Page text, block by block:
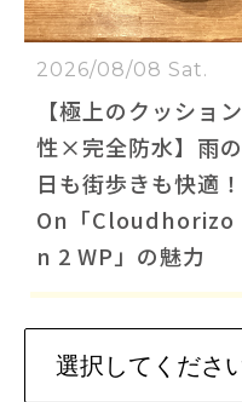
2026/08/08 Sat.
【極上のクッション
性×完全防水】雨の
日も街歩きも快適！
On「Cloudhorizo
n 2 WP」の魅力